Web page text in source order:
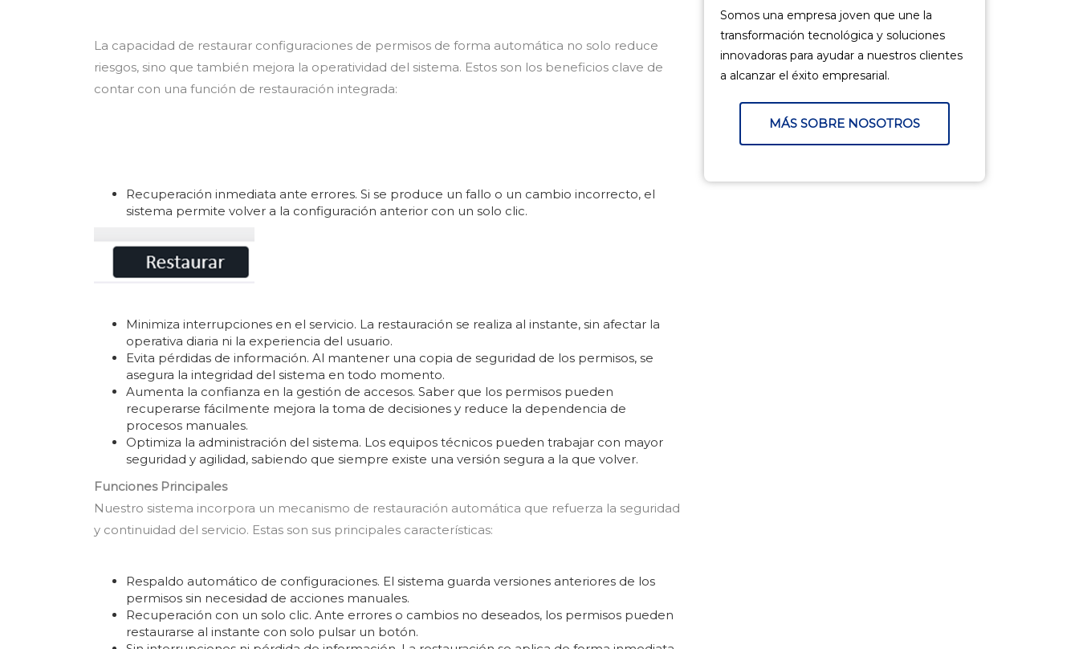
La capacidad de restaurar configuraciones de permisos de forma automática no solo reduce
riesgos, sino que también mejora la operatividad del sistema. Estos son los beneficios clave de
contar con una función de restauración integrada:
Recuperación inmediata ante errores. Si se produce un fallo o un cambio incorrecto, el
sistema permite volver a la configuración anterior con un solo clic.
Minimiza interrupciones en el servicio. La restauración se realiza al instante, sin afectar la
operativa diaria ni la experiencia del usuario.
Evita pérdidas de información. Al mantener una copia de seguridad de los permisos, se
asegura la integridad del sistema en todo momento.
Aumenta la confianza en la gestión de accesos. Saber que los permisos pueden
recuperarse fácilmente mejora la toma de decisiones y reduce la dependencia de
procesos manuales.
Optimiza la administración del sistema. Los equipos técnicos pueden trabajar con mayor
seguridad y agilidad, sabiendo que siempre existe una versión segura a la que volver.
Funciones Principales
Nuestro sistema incorpora un mecanismo de restauración automática que refuerza la seguridad
y continuidad del servicio. Estas son sus principales características:
Respaldo automático de configuraciones. El sistema guarda versiones anteriores de los
permisos sin necesidad de acciones manuales.
Recuperación con un solo clic. Ante errores o cambios no deseados, los permisos pueden
restaurarse al instante con solo pulsar un botón.
Somos una empresa joven que une la
transformación tecnológica y soluciones
innovadoras para ayudar a nuestros clientes
a alcanzar el éxito empresarial.
MÁS SOBRE NOSOTROS